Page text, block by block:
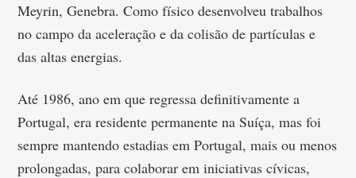
Meyrin, Genebra. Como físico desenvolveu trabalhos
no campo da aceleração e da colisão de partículas e
das altas energias.
Até 1986, ano em que regressa definitivamente a
Portugal, era residente permanente na Suíça, mas foi
sempre mantendo estadias em Portugal, mais ou menos
prolongadas, para colaborar em iniciativas cívicas,